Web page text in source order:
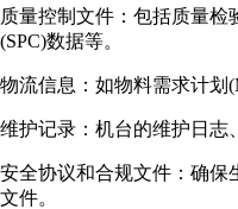
质量控制文件：包括质量检
(SPC)数据等。
物流信息：如物料需求计划
维护记录：机台的维护日志
安全协议和合规文件：确保
文件。